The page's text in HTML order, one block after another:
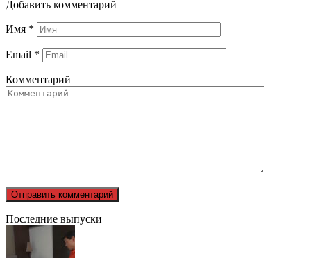
Добавить комментарий
Имя *
Email *
Комментарий
Последние выпуски